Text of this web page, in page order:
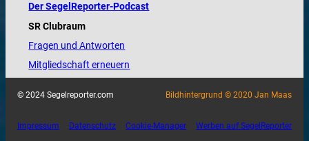
Der SegelReporter-Podcast
SR Clubraum
Fragen und Antworten
Mitgliedschaft erneuern
© 2024 Segelreporter.com Bildhintergrund © 2020 Jan Maas
Impressum Datenschutz Cookie-Manager Werben auf SegelReporter